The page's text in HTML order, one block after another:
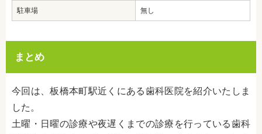
駐車場 無し
まとめ
今回は、板橋本町駅近くにある歯科医院を紹介いたしま
した。
土曜・日曜の診療や夜遅くまでの診療を行っている歯科